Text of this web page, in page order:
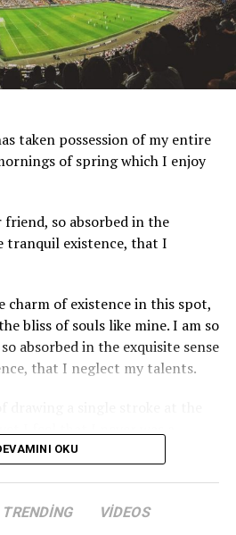
taken possession of my entire
of spring which I enjoy
friend, so absorbed in the
tranquil existence, that I
charm of existence in this spot,
bliss of souls like mine. I am so
absorbed in the exquisite sense
that I neglect my talents.
teems with vapour around
strikes the upper surface of
OKU
TRENDING VIDEOS